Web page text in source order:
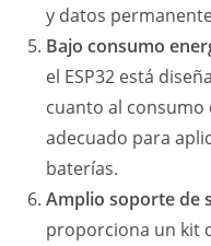
y datos
Bajo consumo
el ESP32 está
cuanto al consumo
adecuado para
baterías.
Amplio soporte de
proporciona un kit